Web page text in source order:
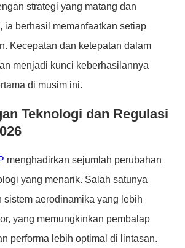
strategi yang matang dan
ia berhasil memanfaatkan setiap
Kecepatan dan ketepatan dalam
menjadi kunci keberhasilannya
di musim ini.
Teknologi dan Regulasi
menghadirkan sejumlah perubahan
yang menarik. Salah satunya
sistem aerodinamika yang lebih
yang memungkinkan pembalap
performa lebih optimal di lintasan.